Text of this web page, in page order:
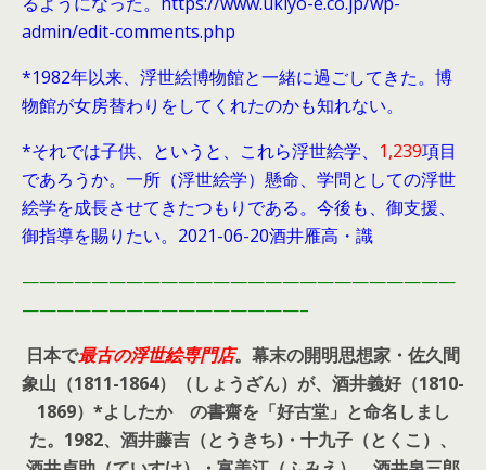
admin/edit-comments.php
*1982年以来、浮世絵博物館と一緒に過ごしてきた。博
物館が女房替わりをしてくれたのかも知れない。
*それでは子供、というと、これら浮世絵学、 1,239項目
であろうか。一所（浮世絵学）懸命、学問としての浮世
絵学を成長させてきたつもりである。今後も、御支援、
御指導を賜りたい。2021-06-20酒井雁高・識
—————————————————————————
————————————————–
日本で最古の浮世絵専門店。幕末の開明思想家・ 佐久間
象山（1811-1864）（しょうざん）が、酒井義好（1810-
1869）*よしたか の書齋を「好古堂」と命名しまし
た。 1982、酒井藤吉（とうきち)・十九子（とくこ）、